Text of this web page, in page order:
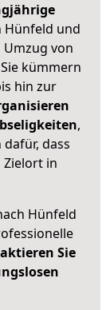
Hünfeld und
von
kümmern
hin zur
,
dass
Zielort in
Hünfeld
Sie